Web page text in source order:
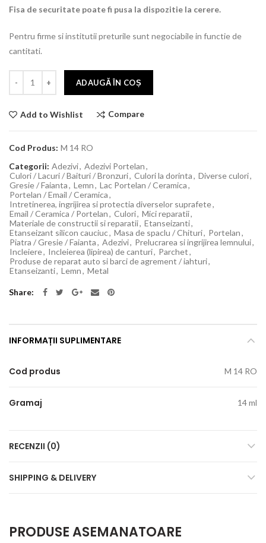
Fisa de securitate poate fi pusa la dispozitie la cerere.
Pentru firme si institutii preturile sunt negociabile in functie de
cantitati.
ADAUGĂ ÎN COȘ
Add to Wishlist Compare
Cod Produs: M 14 RO
Categorii: Adezivi, Adezivi Portelan,
Culori / Lacuri / Baituri / Bronzuri, Culori la dorinta, Diverse culori,
Gresie / Faianta, Lemn, Lac Portelan / Ceramica,
Portelan / Email / Ceramica,
Intretinerea, ingrijirea si protectia diverselor suprafete,
Email / Ceramica / Portelan, Culori, Mici reparatii,
Materiale de constructii si reparatii, Etanseizanti,
Etanseizant silicon cauciuc, Masa de spaclu / Chituri, Portelan,
Piatra / Gresie / Faianta, Adezivi, Prelucrarea si ingrijirea lemnului,
Incleiere, Incleierea (lipirea) de canturi, Parchet,
Produse de reparat auto si barci de agrement / iahturi,
Etanseizanti, Lemn, Metal
Share
INFORMAȚII SUPLIMENTARE
Cod produs M 14 RO
Gramaj 14 ml
RECENZII (0)
SHIPPING & DELIVERY
PRODUSE ASEMANATOARE